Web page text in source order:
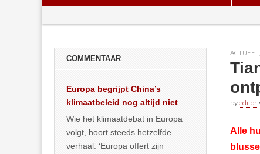
menu
menu
ACTUEEL
byeditor
Alle
COMMENTAAR
Europa begrijpt China’s
klimaatbeleid nog altijd niet
Wie het klimaatdebat in Europa
volgt, hoort steeds hetzelfde
verhaal. ‘Europa offert zijn